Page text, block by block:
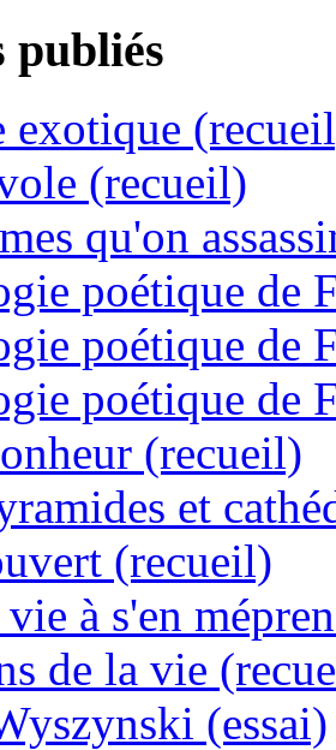
publiés
exotique
(recueil)
qu'on
poétique de
poétique de
poétique de
(recueil)
et
(recueil)
à s'en
de la vie
(essai)